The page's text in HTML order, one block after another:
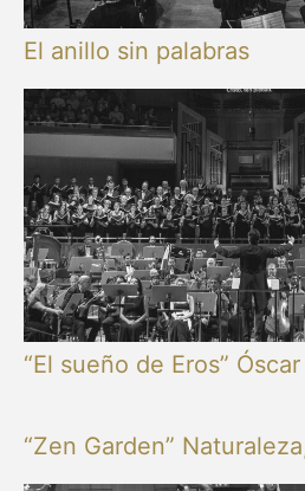
El anillo sin palabras
“El sueño de Eros”
“Zen Garden”